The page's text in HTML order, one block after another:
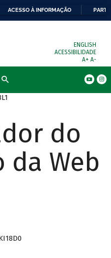
ACESSO À INFORMAÇÃO
ENGLISH
ACESSIBILIDADE
A+ A-
do
da Web